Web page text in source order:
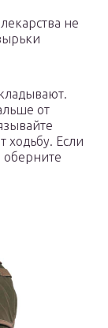
не
от
ходьбу. Если
оберните